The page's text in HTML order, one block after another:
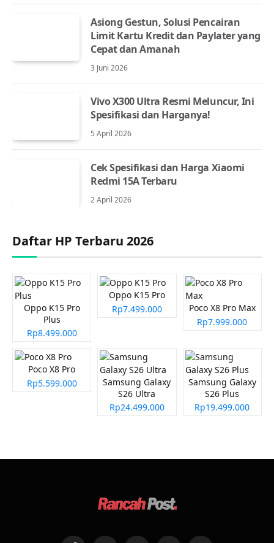
Asiong Gestun, Solusi Pencairan
Limit Kartu Kredit dan Paylater yang
Cepat dan Amanah
3 Juni 2026
Vivo X300 Ultra Resmi Meluncur, Ini
Spesifikasi dan Harganya!
5 April 2026
Cek Spesifikasi dan Harga Xiaomi
Redmi 15A Terbaru
2 April 2026
Daftar HP Terbaru 2026
Oppo K15 Pro
Plus
Rp8.499.000
Oppo K15 Pro
Rp7.499.000
Poco X8 Pro Max
Rp7.999.000
Poco X8 Pro
Rp5.599.000
Samsung Galaxy
S26 Ultra
Rp24.499.000
Samsung Galaxy
S26 Plus
Rp19.499.000